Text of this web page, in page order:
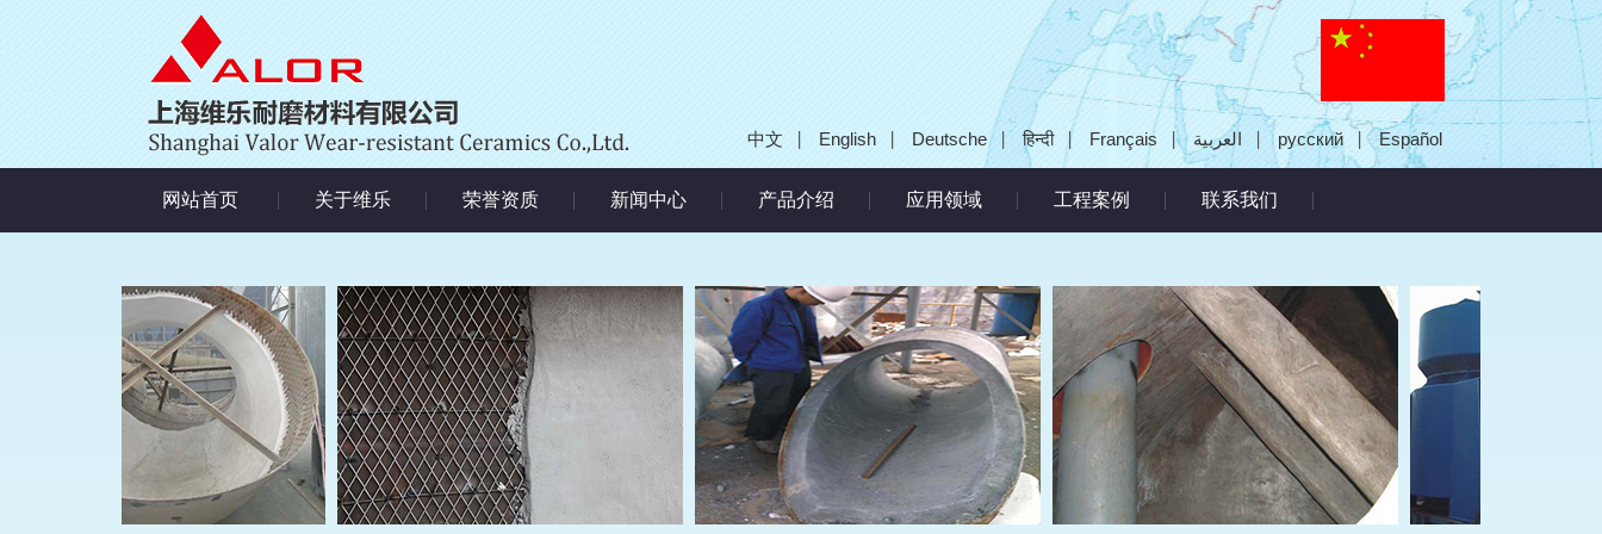
中文 English Deutsche हिन्दी Français العربية русский Español
网站首页 关于维乐 荣誉资质 新闻中心 产品介绍 应用领域 工程案例 联系我们